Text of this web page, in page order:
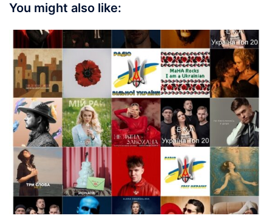
You might also like: